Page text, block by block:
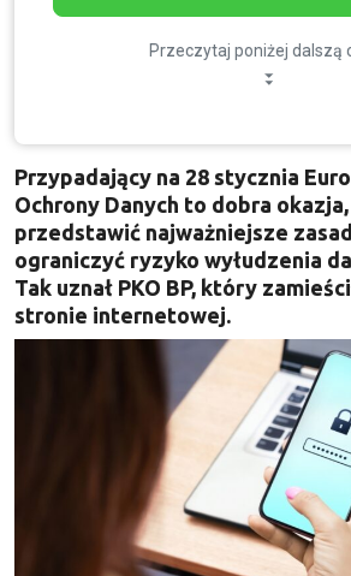
Przeczytaj poniżej dalszą
Przypadający na 28 stycznia
Ochrony Danych to dobra
przedstawić najważniejsze
ograniczyć ryzyko wyłudzenia
Tak uznał PKO BP, który
stronie internetowej.